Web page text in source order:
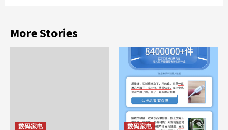
More Stories
数码家电 数码家电